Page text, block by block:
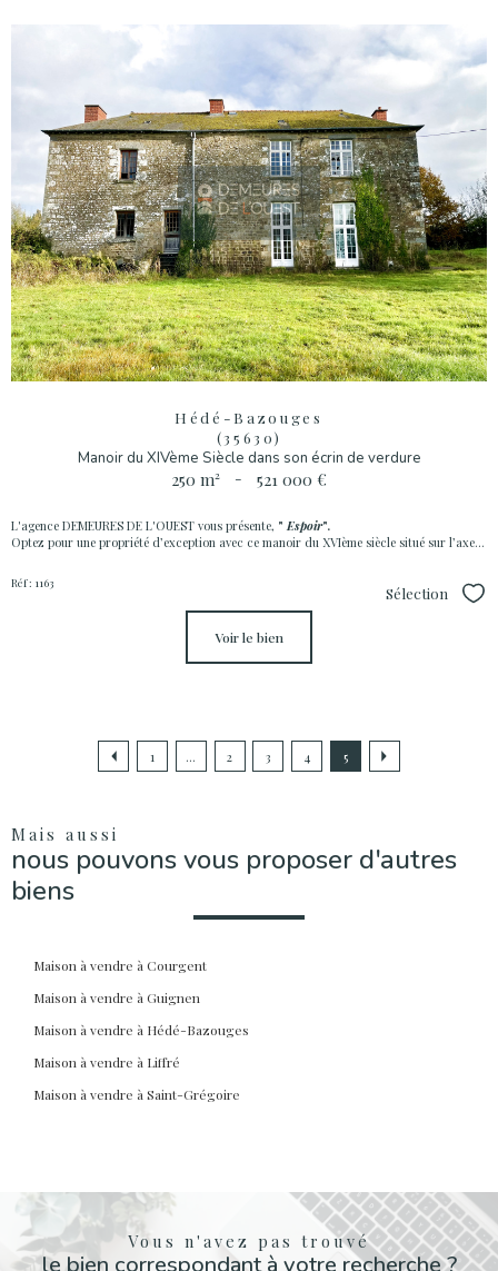
Hédé-Bazouges
(35630)
Manoir du XIVème Siècle dans son écrin de verdure
250 m² - 521 000 €
L'agence DEMEURES DE L'OUEST vous présente, " Espoir".
Optez pour une propriété d’exception avec ce manoir du XVIème siècle situé sur l’axe...
Réf : 1163
Sélection
voir le bien
1 ... 2 3 4 5
Mais aussi
nous pouvons vous proposer d'autres
biens
Maison à vendre à Courgent
Maison à vendre à Guignen
Maison à vendre à Hédé-Bazouges
Maison à vendre à Liffré
Maison à vendre à Saint-Grégoire
Vous n'avez pas trouvé
le bien correspondant à votre recherche ?